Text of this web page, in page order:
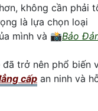
không cần phải
là lựa chọn loại
mình và 📸Bảo
trở nên phổ biến
cấp an ninh và